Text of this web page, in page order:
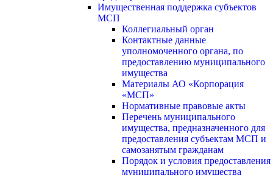
Имущественная поддержка субъектов
МСП
Коллегиальный орган
Контактные данные
уполномоченного органа, по
предоставлению муниципального
имущества
Материалы АО «Корпорация
«МСП»
Нормативные правовые акты
Перечень муниципального
имущества, предназначенного для
предоставления субъектам МСП и
самозанятым гражданам
Порядок и условия предоставления
муниципального имущества